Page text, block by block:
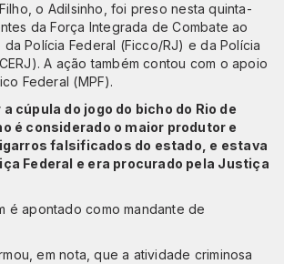
o Adilsinho, foi preso nesta quinta-
da Força Integrada de Combate ao
da Polícia Federal (Ficco/RJ) e da Polícia
A ação também contou com o apoio
Federal (MPF).
cúpula do jogo do bicho do Rio de
é considerado o maior produtor e
falsificados do estado, e estava
Federal e era procurado pela Justiça
é apontado como mandante de
em nota, que a atividade criminosa